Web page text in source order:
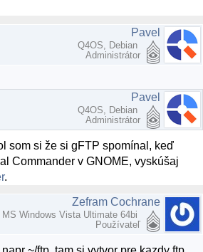
Pavel
Q4OS, Debian
Administrátor
Pavel
Q4OS, Debian
Administrátor
som si že si gFTP spomínal, keď
Commander v GNOME, vyskúšaj
.
Zefram Cochrane
MS Windows Vista Ultimate 64bi
Používateľ